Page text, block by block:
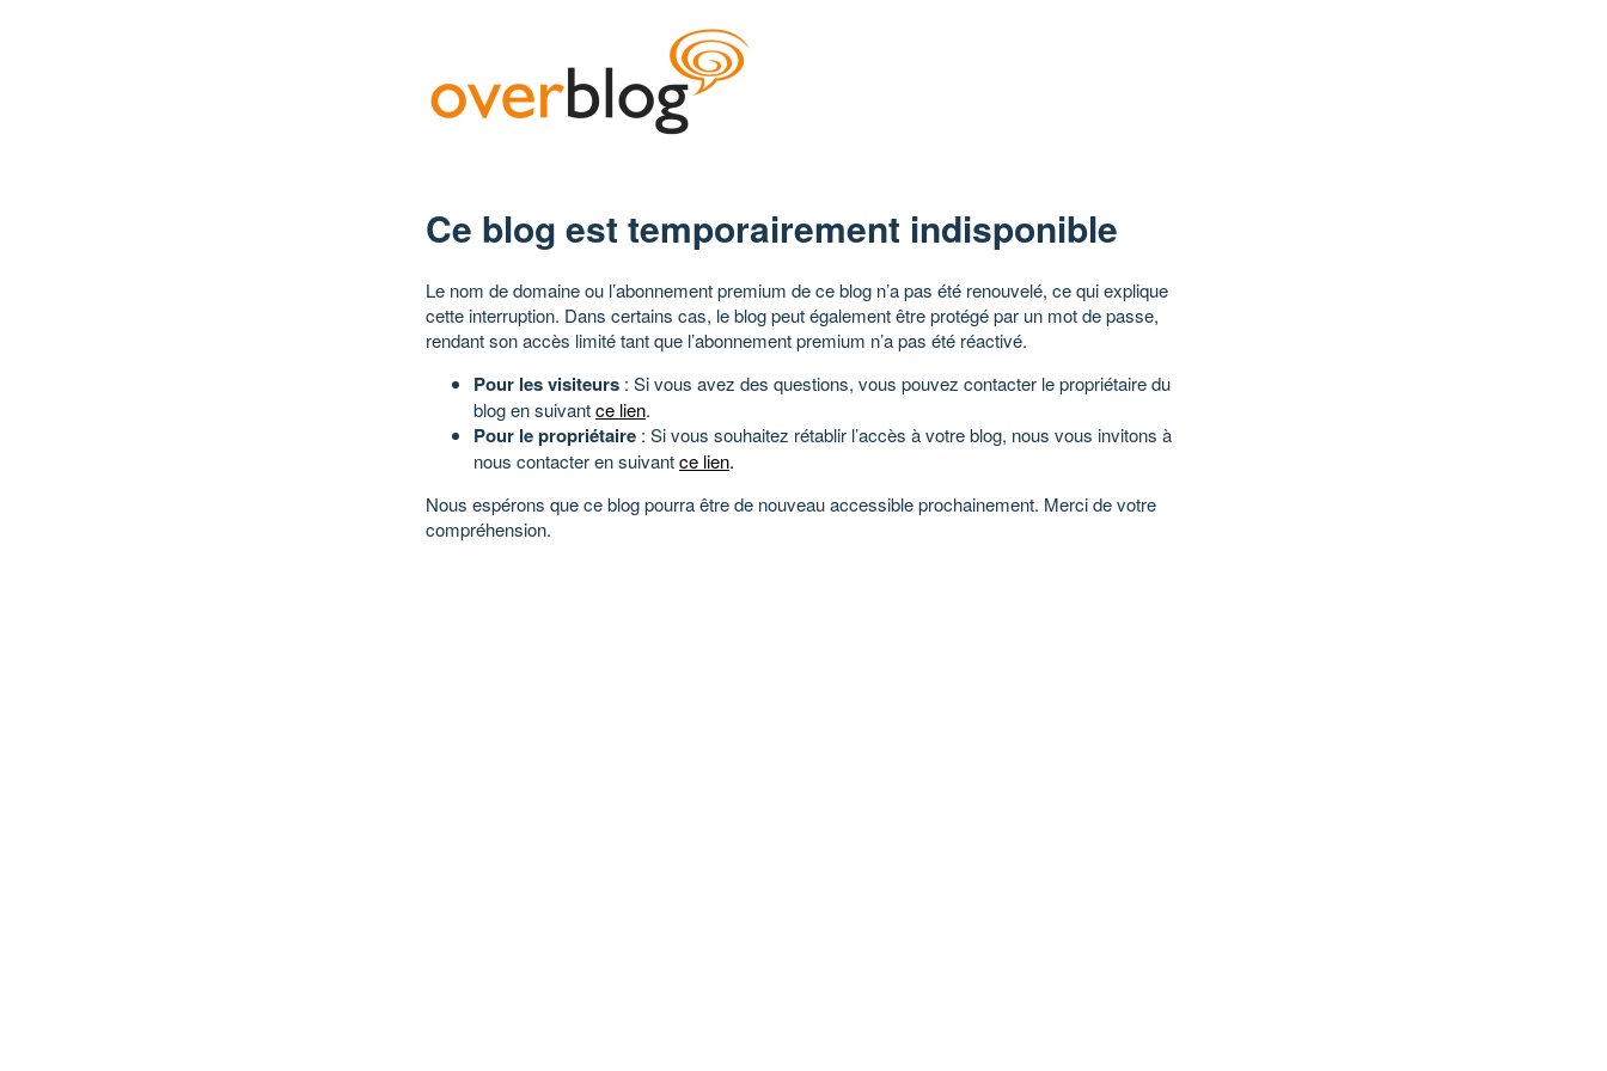
Ce blog est temporairement indisponible
Le nom de domaine ou l’abonnement premium de ce blog n’a pas été renouvelé, ce qui explique
cette interruption. Dans certains cas, le blog peut également être protégé par un mot de passe,
rendant son accès limité tant que l’abonnement premium n’a pas été réactivé.
Pour les visiteurs : Si vous avez des questions, vous pouvez contacter le propriétaire du
blog en suivantce lien.
Pour le propriétaire : Si vous souhaitez rétablir l’accès à votre blog, nous vous invitons à
nous contacter en suivantce lien.
Nous espérons que ce blog pourra être de nouveau accessible prochainement. Merci de votre
compréhension.